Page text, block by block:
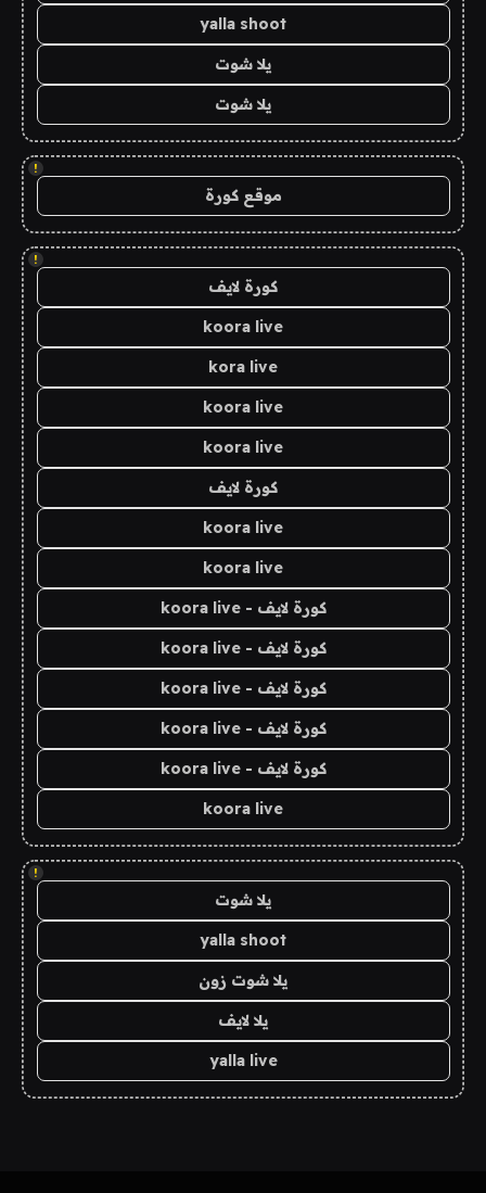
yalla shoot
يلا شوت
يلا شوت
!
موقع كورة
!
كورة لايف
koora live
kora live
koora live
koora live
كورة لايف
koora live
koora live
كورة لايف - koora live
كورة لايف - koora live
كورة لايف - koora live
كورة لايف - koora live
كورة لايف - koora live
koora live
!
يلا شوت
yalla shoot
يلا شوت زون
يلا لايف
yalla live